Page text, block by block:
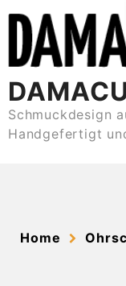
content
Schmuckdesign
Handgefertigt
Home